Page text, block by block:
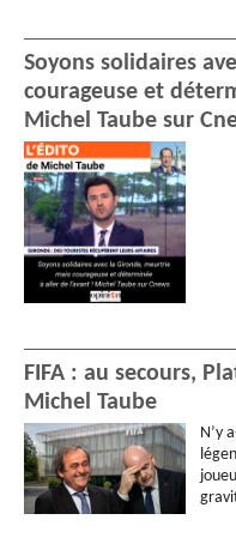
Soyons solidaires
courageuse et
Michel Taube sur
FIFA : au secours,
Michel Taube
N’y